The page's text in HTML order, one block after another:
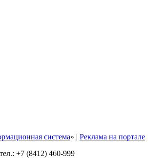
система» | Реклама на портале
+7 (8412) 460-999